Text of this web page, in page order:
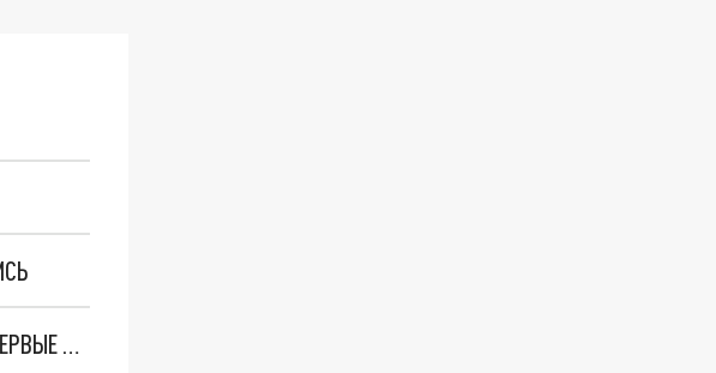
"ОЧЕНЬ ПЛОХИЕ НОВОСТИ": БОЛЬШАЯ ОШИБКА PALANTIR В РОССИИ. СТРАНЫ НАТО ВПЕРВЫЕ ЗА СВО ОСТАНОВИЛИ ПОСТАВКИ ОРУЖИЯ. ВСУ ТЕРЯЮТ ПРИГРАНИЧЬЕ?